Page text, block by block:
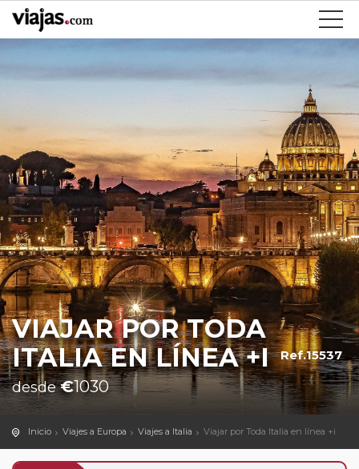
VIAJAR POR TODA
ITALIA EN LÍNEA +I Ref.15537
desde€1030
Inicio Viajes a Europa Viajes a Italia Viajar por Toda Italia en línea +i